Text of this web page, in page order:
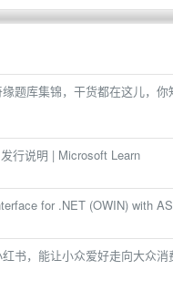
题库集锦，干货都在这儿，
行说明 | Microsoft Learn
for .NET (OWIN) with
书，能让小众爱好走向大众